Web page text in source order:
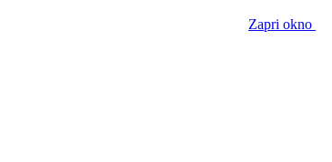
Zapri okno